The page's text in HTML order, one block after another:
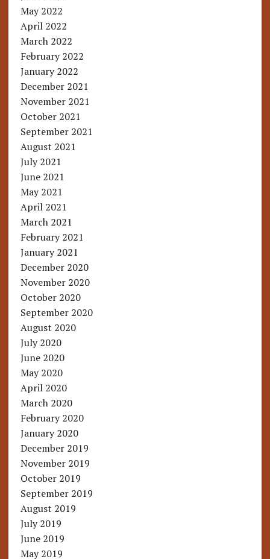
May 2022
April 2022
March 2022
February 2022
January 2022
December 2021
November 2021
October 2021
September 2021
August 2021
July 2021
June 2021
May 2021
April 2021
March 2021
February 2021
January 2021
December 2020
November 2020
October 2020
September 2020
August 2020
July 2020
June 2020
May 2020
April 2020
March 2020
February 2020
January 2020
December 2019
November 2019
October 2019
September 2019
August 2019
July 2019
June 2019
May 2019